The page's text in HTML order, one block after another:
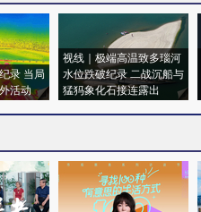
录 当局
活动
视线｜极端高温致多瑙河
水位跌破纪录 二战沉船与
猛犸象化石接连露出